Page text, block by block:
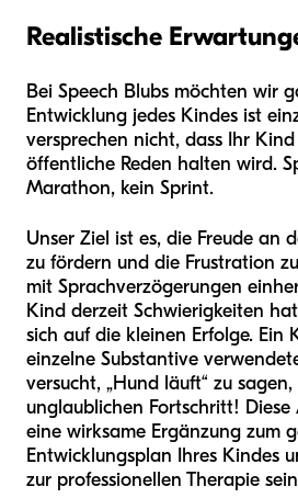
Realistische
Bei Speech Blubs möchten wir
Entwicklung jedes Kindes ist
versprechen nicht, dass Ihr
öffentliche Reden halten wird.
Marathon, kein Sprint.
Unser Ziel ist es, die Freude an
zu fördern und die Frustration
mit Sprachverzögerungen
Kind derzeit Schwierigkeiten
sich auf die kleinen Erfolge. Ein
einzelne Substantive
versucht, „Hund läuft“ zu
unglaublichen Fortschritt!
eine wirksame Ergänzung zum
Entwicklungsplan Ihres Kindes
zur professionellen Therapie